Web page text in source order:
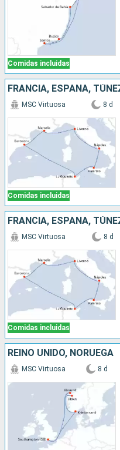
Comidas incluidas
FRANCIA, ESPAÑA,
Comidas incluidas
MSC Virtuosa 8 d
FRANCIA, ESPAÑA,
Comidas incluidas
MSC Virtuosa 8 d
REINO UNIDO, NORUEGA
MSC Virtuosa 8 d